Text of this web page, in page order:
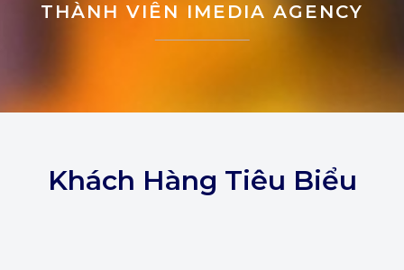
THÀNH VIÊN IMEDIA AGENCY
Khách Hàng Tiêu Biểu